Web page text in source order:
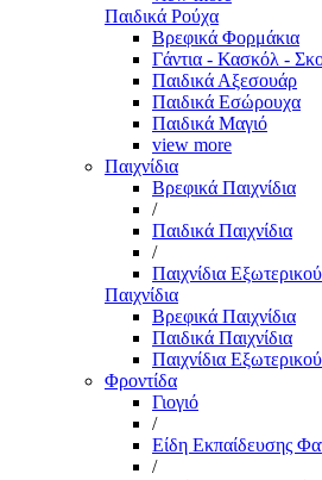
Παιδικά Ρούχα
Βρεφικά Φορμάκια
Γάντια - Κασκόλ -
Παιδικά Αξεσουάρ
Παιδικά Εσώρουχα
Παιδικά Μαγιό
view more
Παιχνίδια
Βρεφικά Παιχνίδια
/
Παιδικά Παιχνίδια
/
Παιχνίδια
Παιχνίδια
Βρεφικά Παιχνίδια
Παιδικά Παιχνίδια
Παιχνίδια
Φροντίδα
Γιογιό
/
Είδη Εκπαίδευσης
/